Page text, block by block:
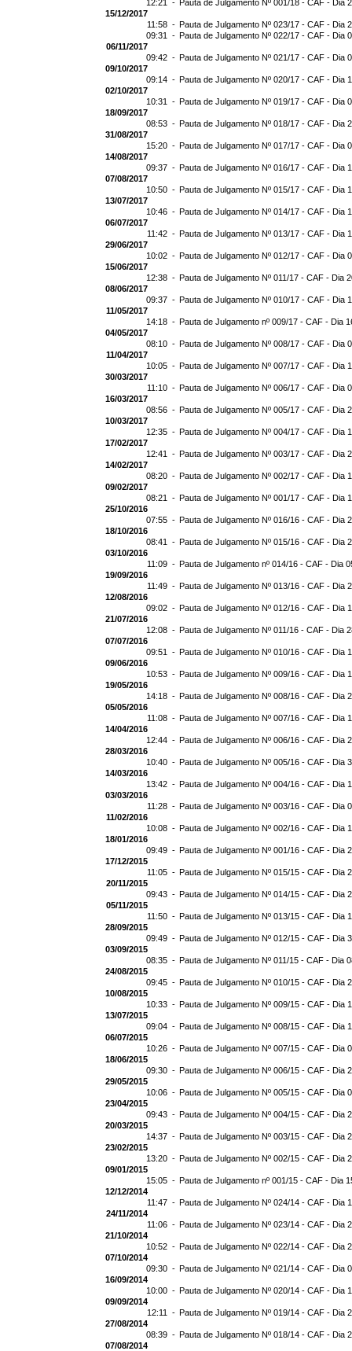
12:21 - Pauta de Julgamento Nº 001/18 - CAF - Dia
15/12/2017
11:58 - Pauta de Julgamento Nº 023/17 - CAF - Dia
09:31 - Pauta de Julgamento Nº 022/17 - CAF - Dia
06/11/2017
09:42 - Pauta de Julgamento Nº 021/17 - CAF - Dia
09/10/2017
09:14 - Pauta de Julgamento Nº 020/17 - CAF - Dia
02/10/2017
10:31 - Pauta de Julgamento Nº 019/17 - CAF - Dia
18/09/2017
08:53 - Pauta de Julgamento Nº 018/17 - CAF - Dia
31/08/2017
15:20 - Pauta de Julgamento Nº 017/17 - CAF - Dia
14/08/2017
09:37 - Pauta de Julgamento Nº 016/17 - CAF - Dia
07/08/2017
10:50 - Pauta de Julgamento Nº 015/17 - CAF - Dia
13/07/2017
10:46 - Pauta de Julgamento Nº 014/17 - CAF - Dia
06/07/2017
11:42 - Pauta de Julgamento Nº 013/17 - CAF - Dia
29/06/2017
10:02 - Pauta de Julgamento Nº 012/17 - CAF - Dia
15/06/2017
12:38 - Pauta de Julgamento Nº 011/17 - CAF - Dia
08/06/2017
09:37 - Pauta de Julgamento Nº 010/17 - CAF - Dia
11/05/2017
14:18 - Pauta de Julgamento nº 009/17 - CAF - Dia
04/05/2017
08:10 - Pauta de Julgamento Nº 008/17 - CAF - Dia
11/04/2017
10:05 - Pauta de Julgamento Nº 007/17 - CAF - Dia
30/03/2017
11:10 - Pauta de Julgamento Nº 006/17 - CAF - Dia
16/03/2017
08:56 - Pauta de Julgamento Nº 005/17 - CAF - Dia
10/03/2017
12:35 - Pauta de Julgamento Nº 004/17 - CAF - Dia
17/02/2017
12:41 - Pauta de Julgamento Nº 003/17 - CAF - Dia
14/02/2017
08:20 - Pauta de Julgamento Nº 002/17 - CAF - Dia
09/02/2017
08:21 - Pauta de Julgamento Nº 001/17 - CAF - Dia
25/10/2016
07:55 - Pauta de Julgamento Nº 016/16 - CAF - Dia
18/10/2016
08:41 - Pauta de Julgamento Nº 015/16 - CAF - Dia
03/10/2016
11:09 - Pauta de Julgamento nº 014/16 - CAF - Dia
19/09/2016
11:49 - Pauta de Julgamento Nº 013/16 - CAF - Dia
12/08/2016
09:02 - Pauta de Julgamento Nº 012/16 - CAF - Dia
21/07/2016
12:08 - Pauta de Julgamento Nº 011/16 - CAF - Dia
07/07/2016
09:51 - Pauta de Julgamento Nº 010/16 - CAF - Dia
09/06/2016
10:53 - Pauta de Julgamento Nº 009/16 - CAF - Dia
19/05/2016
14:18 - Pauta de Julgamento Nº 008/16 - CAF - Dia
05/05/2016
11:08 - Pauta de Julgamento Nº 007/16 - CAF - Dia
14/04/2016
12:44 - Pauta de Julgamento Nº 006/16 - CAF - Dia
28/03/2016
10:40 - Pauta de Julgamento Nº 005/16 - CAF - Dia
14/03/2016
13:42 - Pauta de Julgamento Nº 004/16 - CAF - Dia
03/03/2016
11:28 - Pauta de Julgamento Nº 003/16 - CAF - Dia
11/02/2016
10:08 - Pauta de Julgamento Nº 002/16 - CAF - Dia
18/01/2016
09:49 - Pauta de Julgamento Nº 001/16 - CAF - Dia
17/12/2015
11:05 - Pauta de Julgamento Nº 015/15 - CAF - Dia
20/11/2015
09:43 - Pauta de Julgamento Nº 014/15 - CAF - Dia
05/11/2015
11:50 - Pauta de Julgamento Nº 013/15 - CAF - Dia
28/09/2015
09:49 - Pauta de Julgamento Nº 012/15 - CAF - Dia
03/09/2015
08:35 - Pauta de Julgamento Nº 011/15 - CAF - Dia
24/08/2015
09:45 - Pauta de Julgamento Nº 010/15 - CAF - Dia
10/08/2015
10:33 - Pauta de Julgamento Nº 009/15 - CAF - Dia
13/07/2015
09:04 - Pauta de Julgamento Nº 008/15 - CAF - Dia
06/07/2015
10:26 - Pauta de Julgamento Nº 007/15 - CAF - Dia
18/06/2015
09:30 - Pauta de Julgamento Nº 006/15 - CAF - Dia
29/05/2015
10:06 - Pauta de Julgamento Nº 005/15 - CAF - Dia
23/04/2015
09:43 - Pauta de Julgamento Nº 004/15 - CAF - Dia
20/03/2015
14:37 - Pauta de Julgamento Nº 003/15 - CAF - Dia
23/02/2015
13:20 - Pauta de Julgamento Nº 002/15 - CAF - Dia
09/01/2015
15:05 - Pauta de Julgamento nº 001/15 - CAF - Dia
12/12/2014
11:47 - Pauta de Julgamento Nº 024/14 - CAF - Dia
24/11/2014
11:06 - Pauta de Julgamento Nº 023/14 - CAF - Dia
21/10/2014
10:52 - Pauta de Julgamento Nº 022/14 - CAF - Dia
07/10/2014
09:30 - Pauta de Julgamento Nº 021/14 - CAF - Dia
16/09/2014
10:00 - Pauta de Julgamento Nº 020/14 - CAF - Dia
09/09/2014
12:11 - Pauta de Julgamento Nº 019/14 - CAF - Dia
27/08/2014
08:39 - Pauta de Julgamento Nº 018/14 - CAF - Dia
07/08/2014